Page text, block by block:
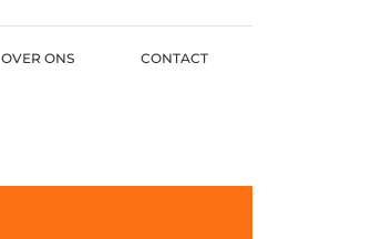
OVER ONS CONTACT